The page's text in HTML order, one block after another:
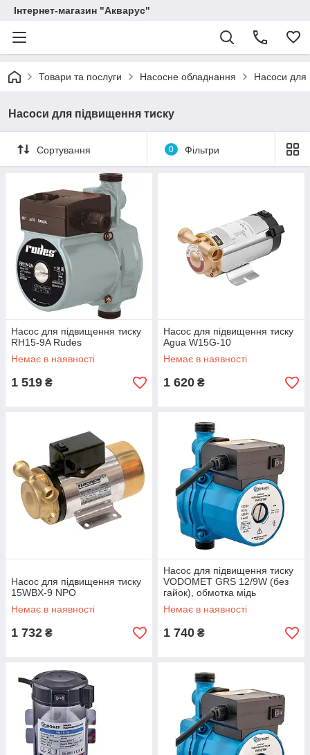
Інтернет-магазин "Акварус"
Товари та послуги Насосне обладнання Насоси для
Насоси для підвищення тиску
Сортування 0 Фільтри
Насос для підвищення тиску
RH15-9A Rudes
Немає в наявності
1 519 ₴
Насос для підвищення тиску
Agua W15G-10
Немає в наявності
1 620 ₴
Насос для підвищення тиску
15WBX-9 NPO
Немає в наявності
1 732 ₴
Насос для підвищення тиску
VODOMET GRS 12/9W (без
гайок), обмотка мідь
(VO4171)
Немає в наявності
1 740 ₴